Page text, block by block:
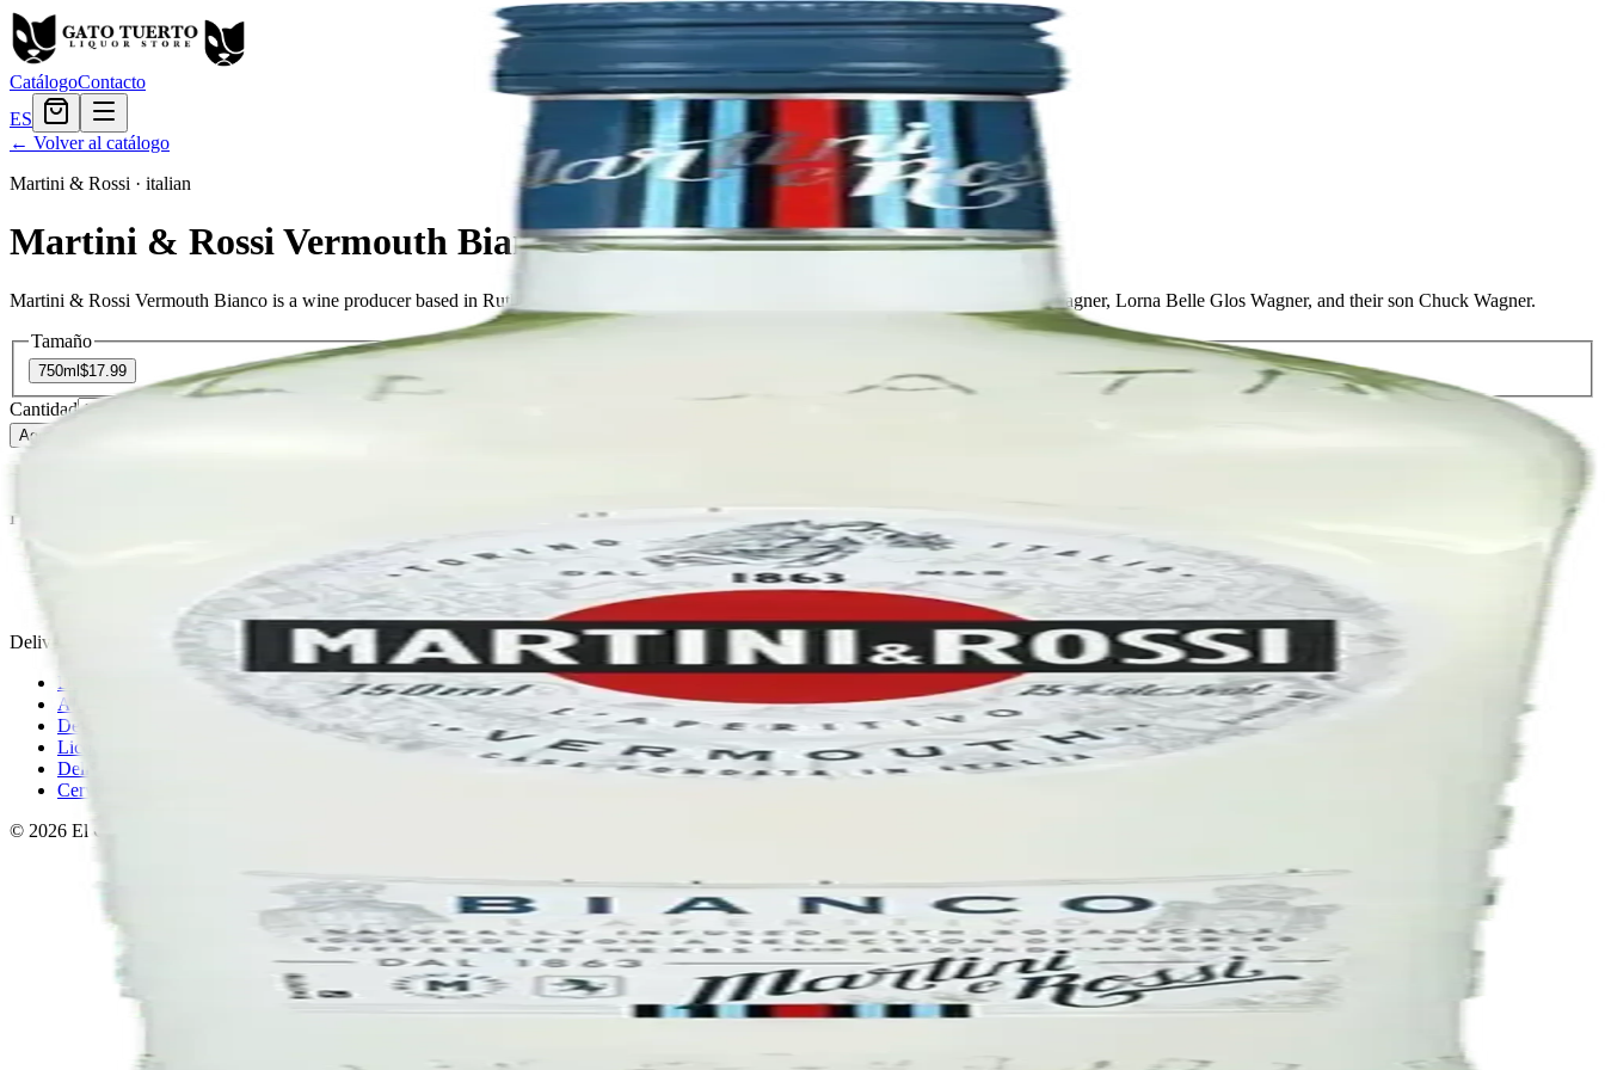
CatálogoContacto
ES
← Volver al catálogo
Martini & Rossi · italian
Martini & Rossi Vermouth Bianco
Martini & Rossi Vermouth Bianco is a wine producer based in Rutherford, in California's Napa Valley. It was founded in 1972 by Charlie Wagner, Lorna Belle Glos Wagner, and their son Chuck Wagner.
Tamaño
750ml $17.99
Cantidad
Agregar al carrito
Licorera · envíos locales
Política de devoluciones
Delivery · Miami
Delivery de licores en Miami
Alcohol a domicilio Miami
Delivery a Brickell
Licorera en Brickell
Delivery Coral Gables
Cervezas a domicilio Miami
© 2026 El Gato Tuerto · Licorera